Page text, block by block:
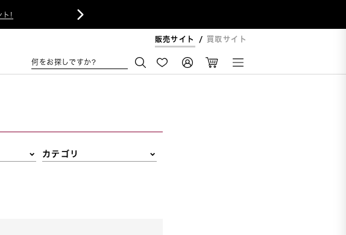
ト! 
販売サイト 買取サイト
何をお探しですか?
カテゴリ